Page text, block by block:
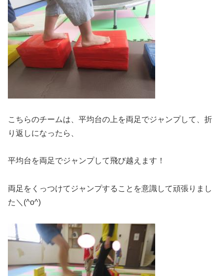
こちらのチームは、平均台の上を両足でジャンプして、折
り返しになったら、
平均台を両足でジャンプして飛び越えます！
両足をくっつけてジャンプすることを意識して頑張りまし
た＼(^o^)